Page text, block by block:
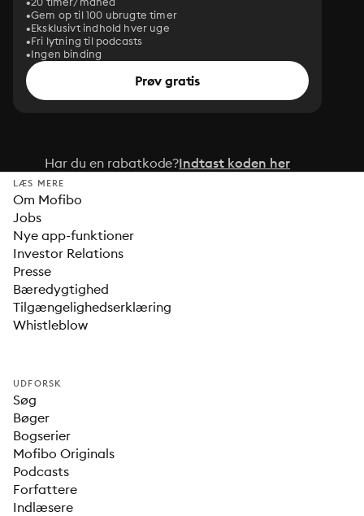
Gem op til 100 ubrugte timer
Eksklusivt indhold hver uge
Fri lytning til podcasts
Ingen binding
Prøv gratis
Har du en rabatkode?Indtast koden her
LÆS MERE
Om Mofibo
Jobs
Nye app-funktioner
Investor Relations
Presse
Bæredygtighed
Tilgængelighedserklæring
Whistleblow
UDFORSK
Søg
Bøger
Bogserier
Mofibo Originals
Podcasts
Forfattere
Indlæsere